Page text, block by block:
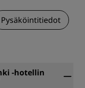
Pysäköintitiedot
‑hotellin